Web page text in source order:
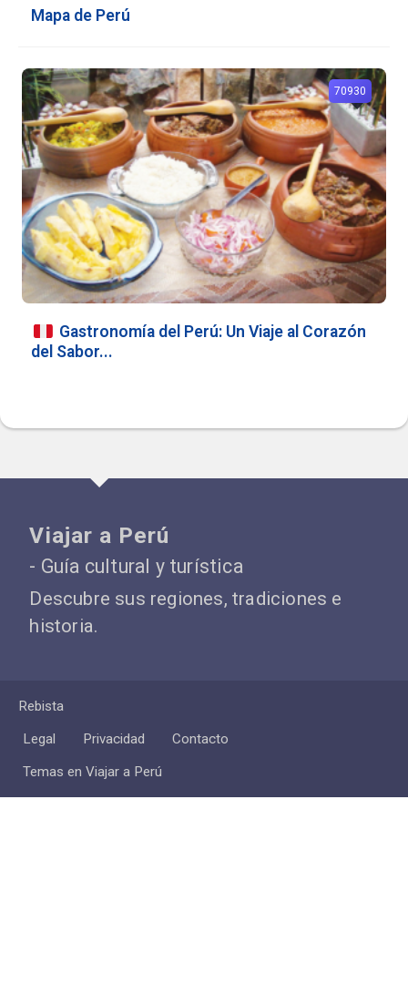
Mapa de Perú
Gastronomía del Perú: Un Viaje al Corazón
del Sabor...
70930
Viajar a Perú
- Guía cultural y turística
Descubre sus regiones, tradiciones e
historia.
Rebista
Legal
Privacidad
Contacto
Temas en Viajar a Perú